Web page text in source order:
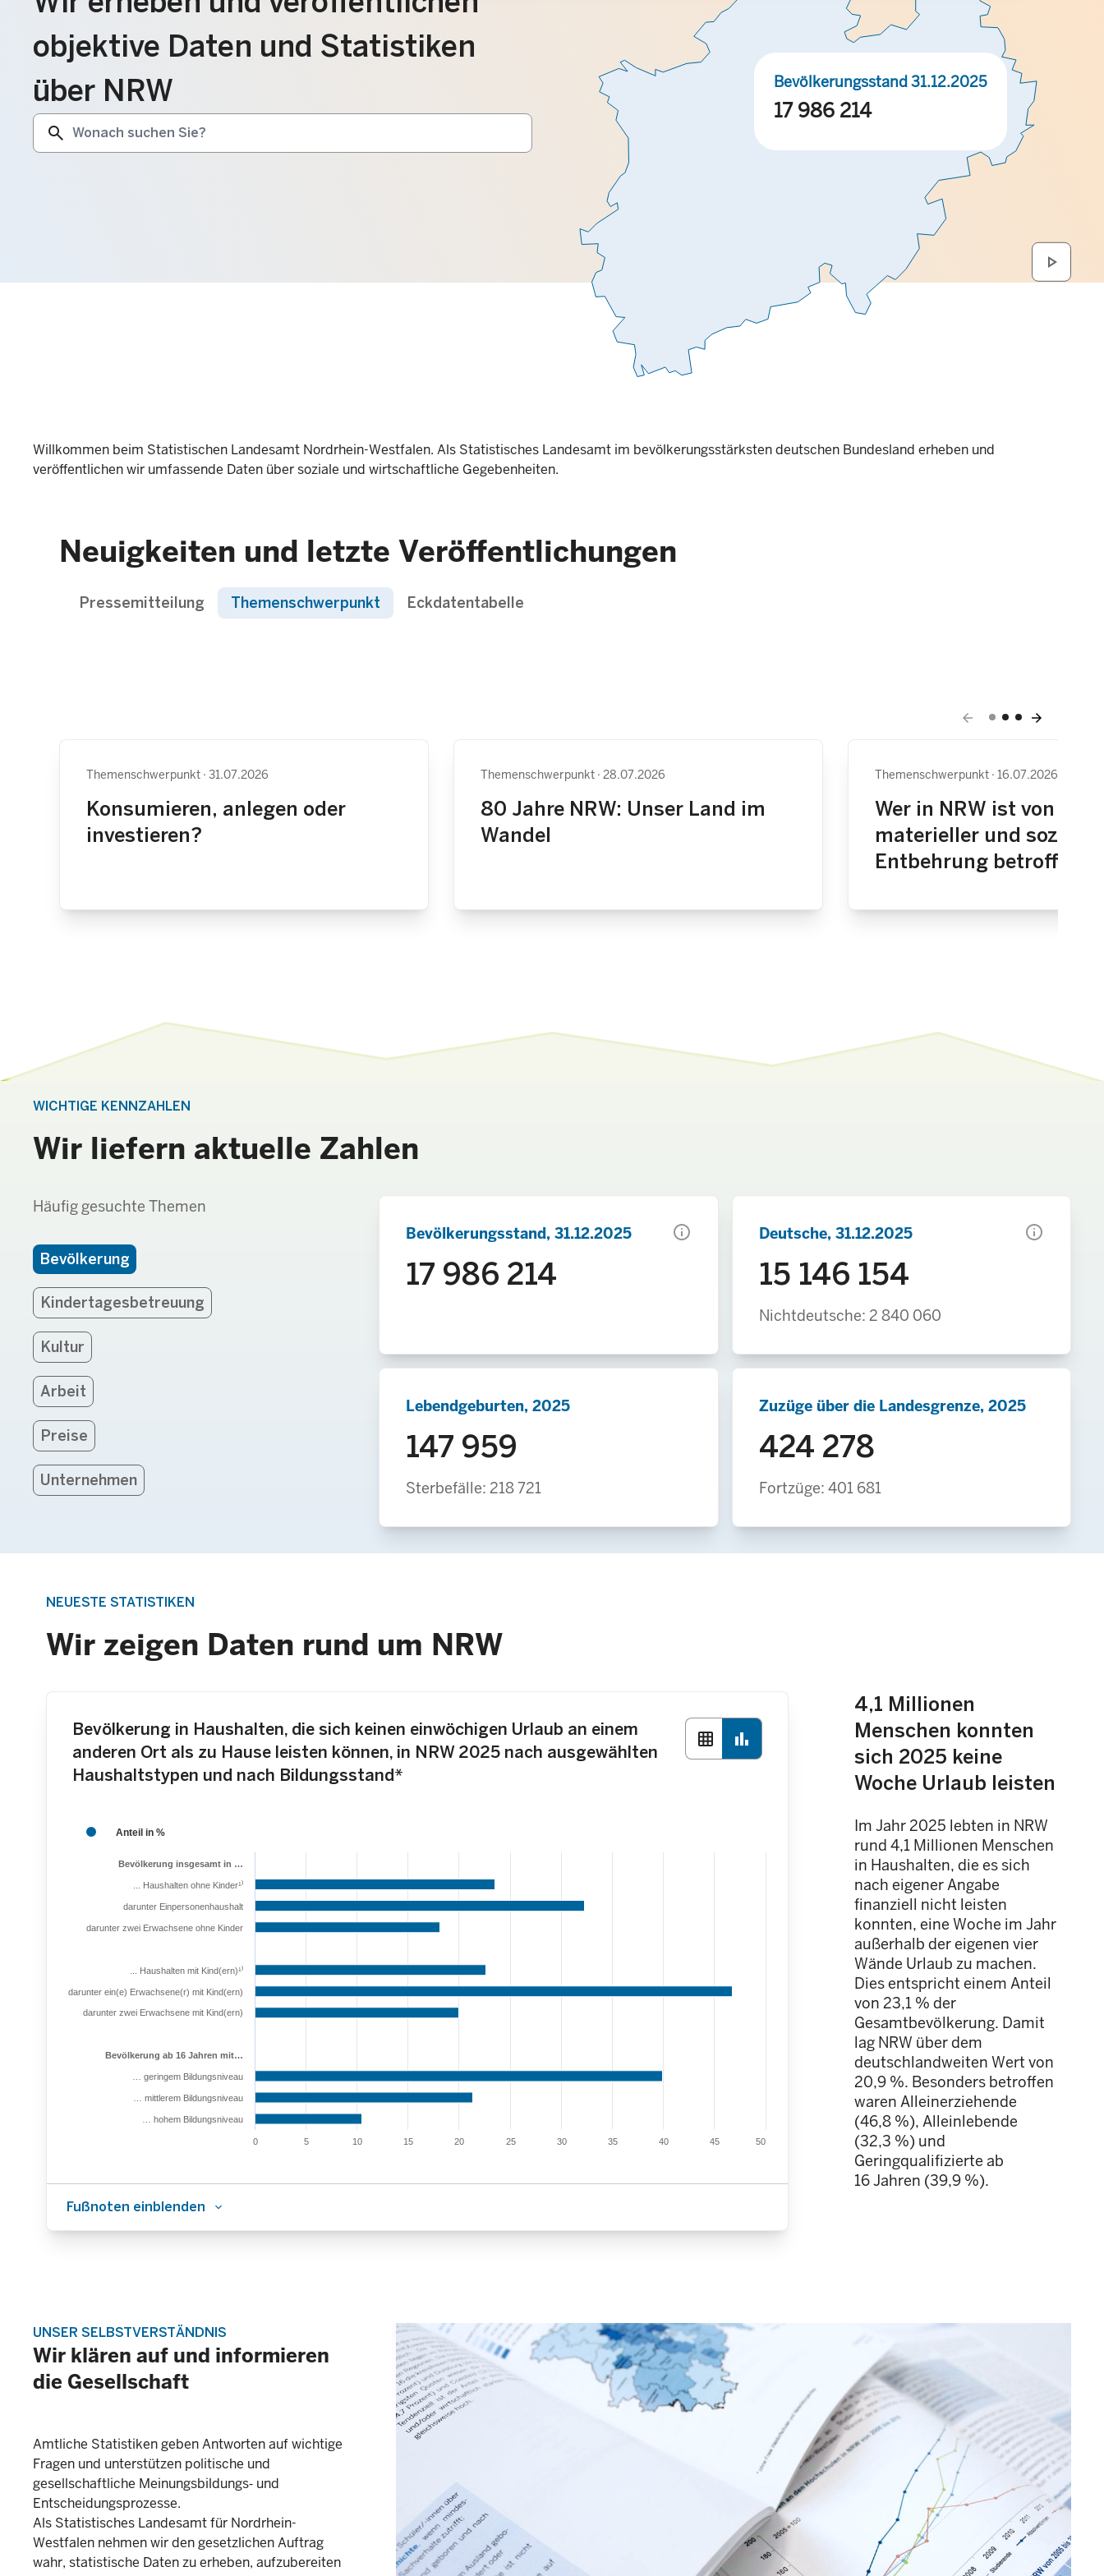
objektive Daten und Statistiken
über NRW
search
Bevölkerungsstand 31.12.2025
17 986 214
Willkommen beim Statistischen Landesamt Nordrhein-Westfalen. Als Statistisches Landesamt im bevölkerungsstärksten deutschen Bundesland erheben und
veröffentlichen wir umfassende Daten über soziale und wirtschaftliche Gegebenheiten.
Neuigkeiten und letzte Veröffentlichungen
Pressemitteilung Themenschwerpunkt Eckdatentabelle
arrow_back arrow_forward
Themenschwerpunkt 31.07.2026
Konsumieren, anlegen oder
investieren?
Themenschwerpunkt 28.07.2026
80 Jahre NRW: Unser Land im
Wandel
Themenschwerpunkt 16.07.2026
Wer in NRW ist von
materieller und sozialer
Entbehrung betroffen?
WICHTIGE KENNZAHLEN
Wir liefern aktuelle Zahlen
Häufig gesuchte Themen
Bevölkerung
Kindertagesbetreuung
Kultur
Arbeit
Preise
Unternehmen
Bevölkerungsstand, 31.12.2025 info
17 986 214
Deutsche, 31.12.2025 info
15 146 154
Nichtdeutsche: 2 840 060
Lebendgeburten, 2025
147 959
Sterbefälle: 218 721
Zuzüge über die Landesgrenze, 2025
424 278
Fortzüge: 401 681
NEUESTE STATISTIKEN
Wir zeigen Daten rund um NRW
Bevölkerung in Haushalten, die sich keinen einwöchigen Urlaub an einem
anderen Ort als zu Hause leisten können, in NRW 2025 nach ausgewählten
Haushaltstypen und nach Bildungsstand*
grid_on bar_chart
Anteil in %
Bevölkerung insgesamt in …
... Haushalten ohne Kinder¹⁾
darunter Einpersonenhaushalt
darunter zwei Erwachsene ohne Kinder
... Haushalten mit Kind(ern)¹⁾
darunter ein(e) Erwachsene(r) mit Kind(ern)
darunter zwei Erwachsene mit Kind(ern)
Bevölkerung ab 16 Jahren mit…
… geringem Bildungsniveau
… mittlerem Bildungsniveau
… hohem Bildungsniveau
0 5 10 15 20 25 30 35 40 45 50
Fußnoten einblenden
4,1 Millionen
Menschen konnten
sich 2025 keine
Woche Urlaub leisten
Im Jahr 2025 lebten in NRW
rund 4,1 Millionen Menschen
in Haushalten, die es sich
nach eigener Angabe
finanziell nicht leisten
konnten, eine Woche im Jahr
außerhalb der eigenen vier
Wände Urlaub zu machen.
Dies entspricht einem Anteil
von 23,1 % der
Gesamtbevölkerung. Damit
lag NRW über dem
deutschlandweiten Wert von
20,9 %. Besonders betroffen
waren Alleinerziehende
(46,8 %), Alleinlebende
(32,3 %) und
Geringqualifizierte ab
16 Jahren (39,9 %).
UNSER SELBSTVERSTÄNDNIS
Wir klären auf und informieren
die Gesellschaft
Amtliche Statistiken geben Antworten auf wichtige
Fragen und unterstützen politische und
gesellschaftliche Meinungsbildungs‐ und
Entscheidungsprozesse.
Als Statistisches Landesamt für Nordrhein-
Westfalen nehmen wir den gesetzlichen Auftrag
wahr, statistische Daten zu erheben, aufzubereiten